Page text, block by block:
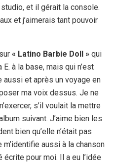
et il gérait la console.
et j’aimerais tant pouvoir
« Latino Barbie Doll » qui
à la base, mais qui n’est
aussi et après un voyage en
ma voix dessus. Je ne
s’il voulait la mettre
suivant. J’aime bien les
bien qu’elle n’était pas
aussi à la chanson
écrite pour moi. Il a eu l’idée